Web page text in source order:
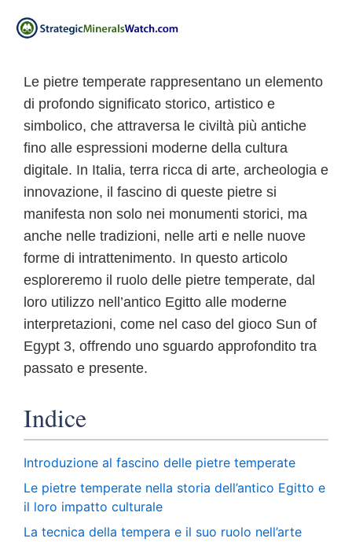
Le pietre temperate rappresentano un elemento
di profondo significato storico, artistico e
simbolico, che attraversa le civiltà più antiche
fino alle espressioni moderne della cultura
digitale. In Italia, terra ricca di arte, archeologia e
innovazione, il fascino di queste pietre si
manifesta non solo nei monumenti storici, ma
anche nelle tradizioni, nelle arti e nelle nuove
forme di intrattenimento. In questo articolo
esploreremo il ruolo delle pietre temperate, dal
loro utilizzo nell’antico Egitto alle moderne
interpretazioni, come nel caso del gioco Sun of
Egypt 3, offrendo uno sguardo approfondito tra
passato e presente.
Indice
Introduzione al fascino delle pietre temperate
Le pietre temperate nella storia dell’antico Egitto e
il loro impatto culturale
La tecnica della tempera e il suo ruolo nell’arte